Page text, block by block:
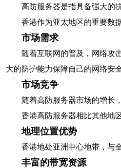
高防服务器是指具备强大的
香港作为亚太地区的重要数
市场需求
随着互联网的普及，网络攻
大的防护能力保障自己的网络安全
市场竞争
随着高防服务器市场的增长
香港高防服务器相比其他地
地理位置优势
香港地处亚洲中心地带，与
丰富的带宽资源